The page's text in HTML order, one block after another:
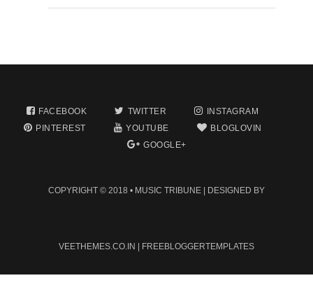
FACEBOOK TWITTER
INSTAGRAM
PINTEREST
YOUTUBE
BLOGLOVIN
GOOGLE+
COPYRIGHT © 2018 • MUSIC TRIBUNE | DESIGNED BY
VEETHEMES.CO.IN | FREEBLOGGERTEMPLATES